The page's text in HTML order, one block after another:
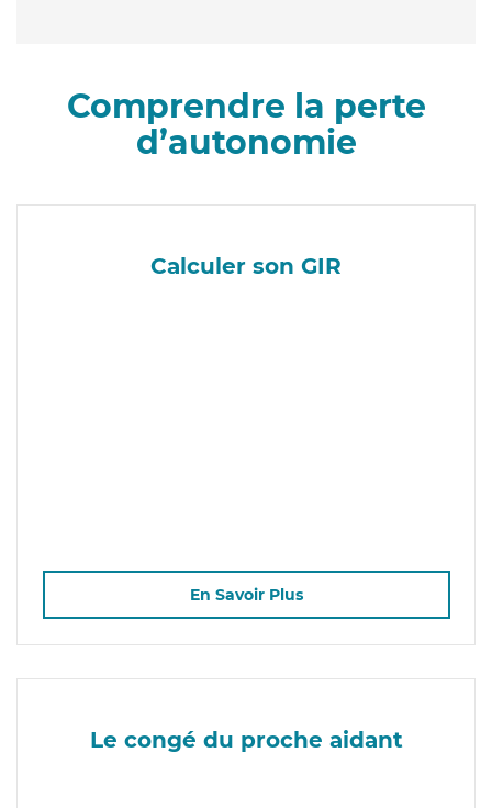
Comprendre la perte
d’autonomie
Calculer son GIR
En Savoir Plus
Le congé du proche aidant